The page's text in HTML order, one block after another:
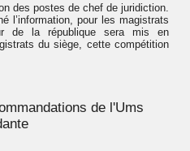
des postes de chef de juridiction.
l’information, pour les magistrats
de la république sera mis en
du siège, cette compétition
de l'Ums